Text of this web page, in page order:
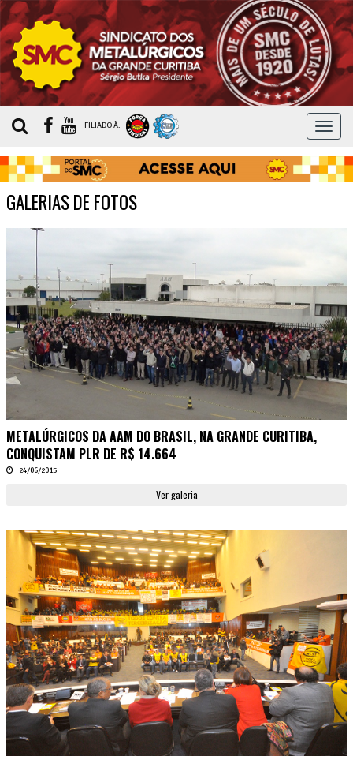
MENU
FILIADO À:
GALERIAS DE FOTOS
METALÚRGICOS DA AAM DO BRASIL, NA GRANDE CURITIBA,
CONQUISTAM PLR DE R$ 14.664
24/06/2015
Ver galeria